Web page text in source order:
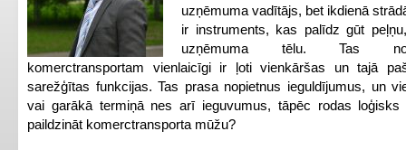
uzņēmuma vadītājs, bet ikdienā
ir instruments, kas palīdz gūt
uzņēmuma tēlu. Tas
komerctransportam vienlaicīgi ir ļoti vienkāršas un tajā
sarežģītas funkcijas. Tas prasa nopietnus ieguldījumus, un
vai garākā termiņā nes arī ieguvumus, tāpēc rodas loģisks
paildzināt komerctransporta mūžu?